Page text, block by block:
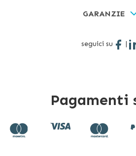
GARANZIE
seguici su |
Pagamenti